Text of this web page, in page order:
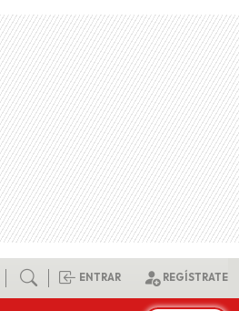
ENTRAR REGÍSTRATE